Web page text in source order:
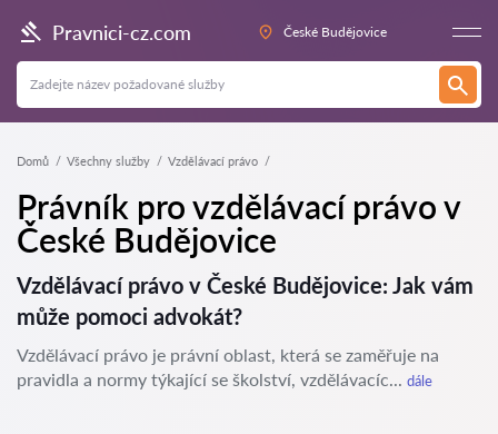
Pravnici-cz.com České Budějovice
Domů Všechny služby Vzdělávací právo
Právník pro vzdělávací právo v
České Budějovice
Vzdělávací právo v České Budějovice: Jak vám
může pomoci advokát?
Vzdělávací právo je právní oblast, která se zaměřuje na
pravidla a normy týkající se školství, vzdělávacíc... dále